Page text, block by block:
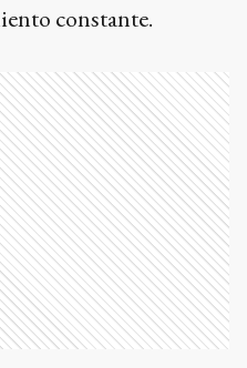
constante.